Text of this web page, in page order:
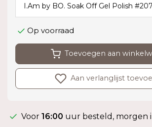
Op voorraad
Toevoegen aan
Aan verlanglijst
Voor 16:00 uur besteld, morgen